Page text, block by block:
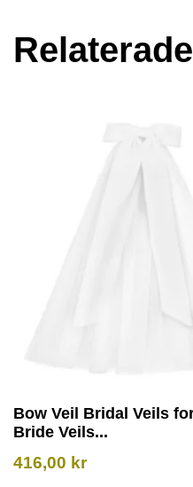
Bow Veil Bridal Veils
Bride Veils...
416,00 kr